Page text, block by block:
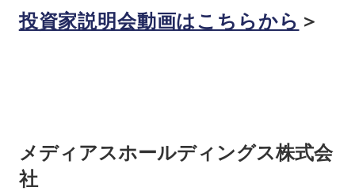
投資家説明会動画はこちらから ＞
メディアスホールディングス株式会
社